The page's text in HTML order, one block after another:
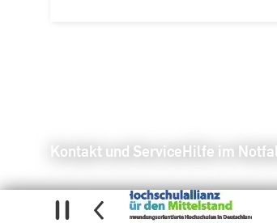
Kontakt und ServiceHilfe im